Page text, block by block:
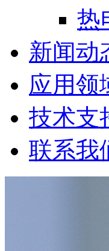
热
新闻动
应用领
技术支
联系我